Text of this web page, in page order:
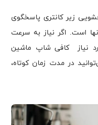
زیر کانتری پاسخگوی
است. اگر نیاز به سرعت
نیاز کافی شاپ ماشین
در مدت زمان کوتاه،